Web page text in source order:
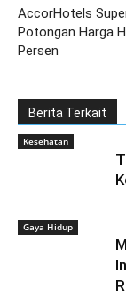
AccorHotels
Potongan Harga
Persen
Berita Terkait
Kesehatan
Gaya Hidup